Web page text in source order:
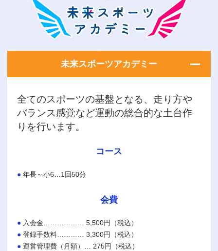
未来スポーツアカデミー
全てのスポーツの基盤となる、走り方や
バランス感覚など運動の総合的な土台作
りを行います。
コース
年長～小6…1回50分
会費
入会金……………… 5,500円（税込）
登録手数料………… 3,300円（税込）
運営管理費（月額）… 275円（税込）